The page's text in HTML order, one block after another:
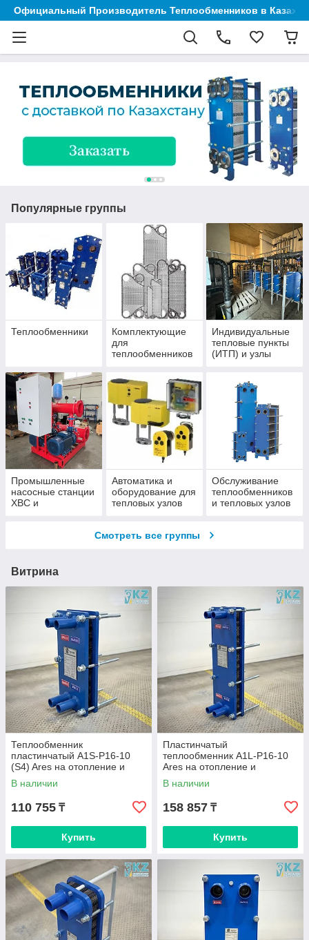
Официальный Производитель Теплообменников в
Популярные группы
Теплообменники
Комплектующие
для
теплообменников
Индивидуальные
тепловые пункты
(ИТП) и узлы
Промышленные
насосные станции
ХВС и
Автоматика и
оборудование для
тепловых узлов
Обслуживание
теплообменников
и тепловых узлов
Смотреть все группы
Витрина
Теплообменник
пластинчатый A1S-P16-10
(S4) Ares на отопление и
вентиляцию
В наличии
110 755 ₸
Купить
Пластинчатый
теплообменник A1L-P16-10
Ares на отопление и
вентиляцию
В наличии
158 857 ₸
Купить